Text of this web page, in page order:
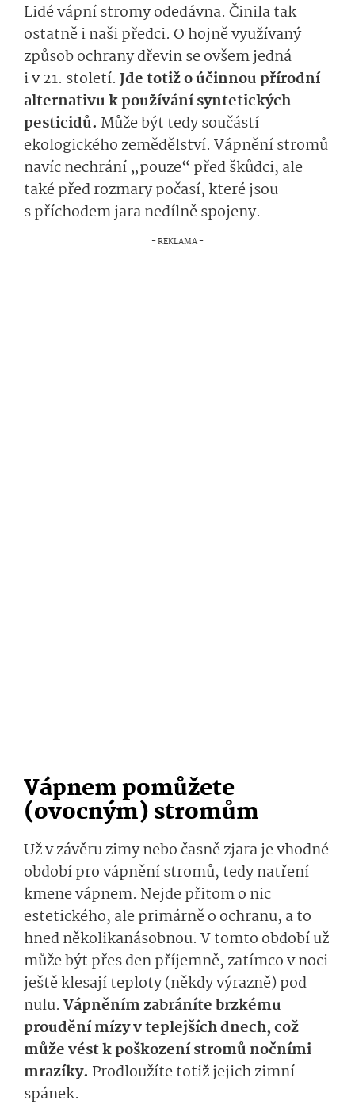
Lidé vápní stromy odedávna. Činila tak
ostatně i naši předci. O hojně využívaný
způsob ochrany dřevin se ovšem jedná
i v 21. století.Jde totiž o účinnou přírodní
alternativu k používání syntetických
pesticidů. Může být tedy součástí
ekologického zemědělství. Vápnění stromů
navíc nechrání „pouze“ před škůdci, ale
také před rozmary počasí, které jsou
s příchodem jara nedílně spojeny.
Vápnem pomůžete
(ovocným) stromům
Už v závěru zimy nebo časně zjara je vhodné
období pro vápnění stromů, tedy natření
kmene vápnem. Nejde přitom o nic
estetického, ale primárně o ochranu, a to
hned několikanásobnou. V tomto období už
může být přes den příjemně, zatímco v noci
ještě klesají teploty (někdy výrazně) pod
nulu. Vápněním zabráníte brzkému
proudění mízy v teplejších dnech, což
může vést k poškození stromů nočními
mrazíky. Prodloužíte totiž jejich zimní
spánek.